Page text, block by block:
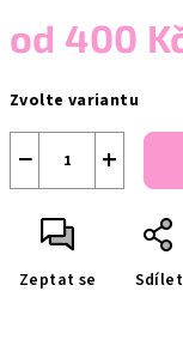
od 400
cena:
Zvolte variantu
+
−
Zeptat se Sdílet